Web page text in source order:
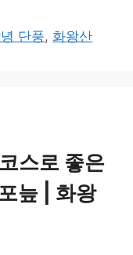
단풍, 화왕산
스로 좋은
늪 | 화왕